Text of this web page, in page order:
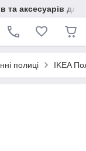
та аксесуарів для
полиці IKEA